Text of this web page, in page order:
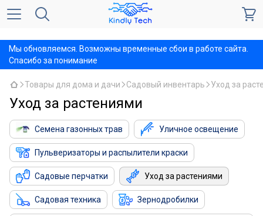
Мы обновляемся. Возможны временные сбои в работе сайта.
Спасибо за понимание
Товары для дома и дачи Садовый инвентарь Уход за
Уход за растениями
Семена газонных трав Уличное освещение
Пульверизаторы и распылители краски
Садовые перчатки Уход за растениями
Садовая техника Зернодробилки